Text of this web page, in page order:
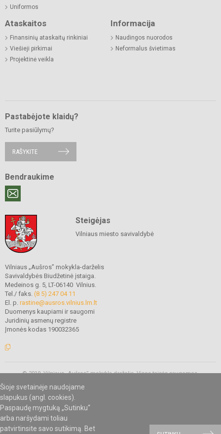
Šioje svetainėje naudojame
slapukus (angl. cookies).
Paspaudę mygtuką „Sutinku“
arba naršydami toliau
patvirtinsite savo sutikimą. Bet
Uniformos
Ataskaitos
Finansinių ataskaitų rinkiniai
Viešieji pirkimai
Projektinė veikla
Informacija
Naudingos nuorodos
Neformalus švietimas
Pastabėjote klaidų?
Turite pasiūlymų?
RAŠYKITE
Bendraukime
Steigėjas
Vilniaus miesto savivaldybė
Vilniaus „Aušros” mokykla-darželis
Savivaldybės Biudžetinė įstaiga.
Medeinos g. 5, LT-06140 Vilnius.
Tel./ faks. (8 5) 247 04 11
El. p. rastine@ausros.vilnius.lm.lt
Duomenys kaupiami ir saugomi
Juridinių asmenų registre
Įmonės kodas 190032365
© 2019. Vilniaus „Aušros” mokykla-darželis. Visos teisės saugomos.
SVETAINESMOKYKLOMS.LT